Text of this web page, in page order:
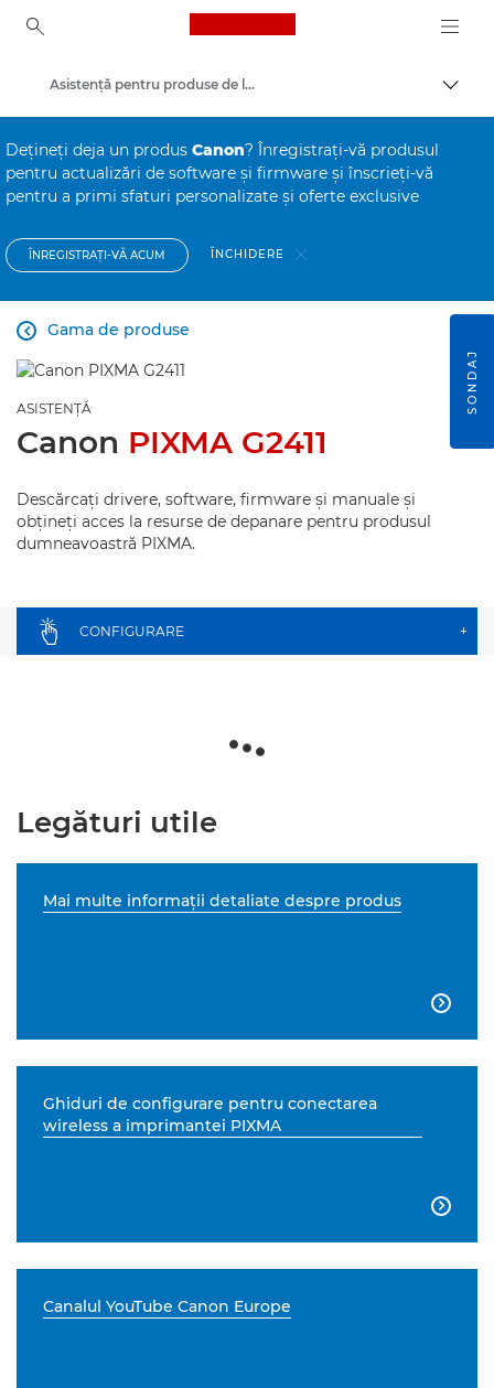
Canon Logo, back to
Asistenţă pentru produse de larg consum
Deţineţi deja un produs Canon? Înregistraţi-vă produsul
pentru actualizări de software şi firmware şi înscrieţi-vă
pentru a primi sfaturi personalizate şi oferte exclusive
ÎNREGISTRAŢI-VĂ ACUM ÎNCHIDERE
Gama de produse

ASISTENŢĂ
Canon PIXMA G2411
Descărcaţi drivere, software, firmware şi manuale şi
obţineţi acces la resurse de depanare pentru produsul
dumneavoastră PIXMA.
CONFIGURARE +
Legături utile
Mai multe informaţii detaliate despre produs

Ghiduri de configurare pentru conectarea
wireless a imprimantei PIXMA

Canalul YouTube Canon Europe
SONDAJ